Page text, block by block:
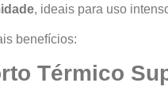
, ideais para uso
benefícios:
Térmico